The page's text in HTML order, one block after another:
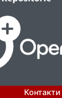
Контакти